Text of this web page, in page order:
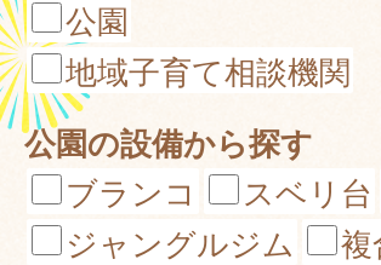
公園
地域子育て相談機関
公園の設備から探す
ブランコ スベリ台
ジャングルジム
複